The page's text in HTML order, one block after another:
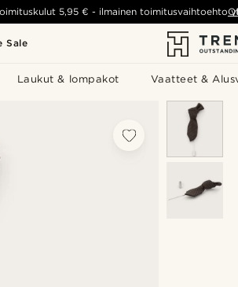
Sale
Laukut & lompakot Vaatteet &
5,95 € - ilmainen toimitusvaihtoehto